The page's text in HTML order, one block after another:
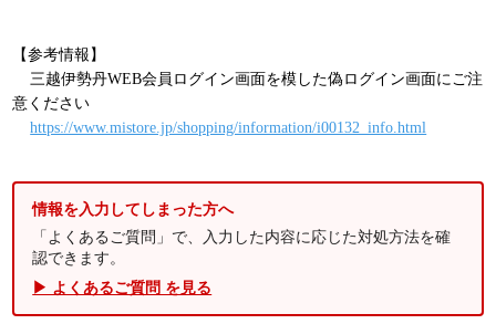
【参考情報】
三越伊勢丹WEB会員ログイン画面を模した偽ログイン画面にご注
意ください
https://www.mistore.jp/shopping/information/i00132_info.html
情報を入力してしまった方へ
「よくあるご質問」で、入力した内容に応じた対処方法を確
認できます。
▶ よくあるご質問 を見る